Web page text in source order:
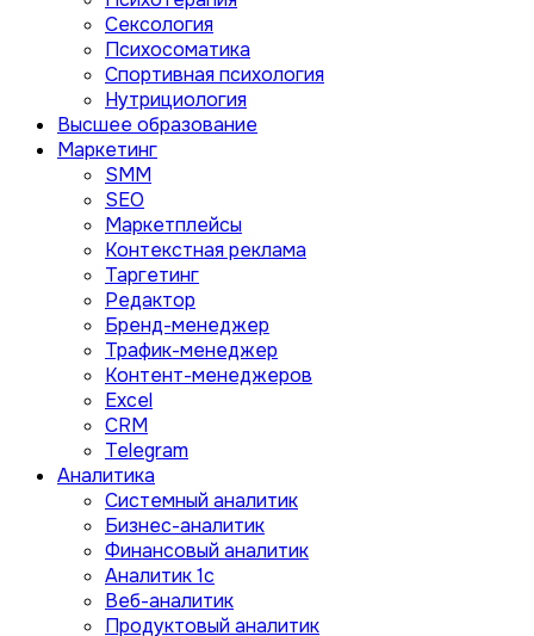
Сексология
Психосоматика
Спортивная психология
Нутрициология
Высшее образование
Маркетинг
SMM
SEO
Маркетплейсы
Контекстная реклама
Таргетинг
Редактор
Бренд-менеджер
Трафик-менеджер
Контент-менеджеров
Excel
CRM
Telegram
Аналитика
Системный аналитик
Бизнес-аналитик
Финансовый аналитик
Aналитик 1с
Веб-аналитик
Продуктовый аналитик